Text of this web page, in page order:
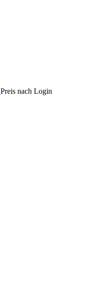
Preis nach Login